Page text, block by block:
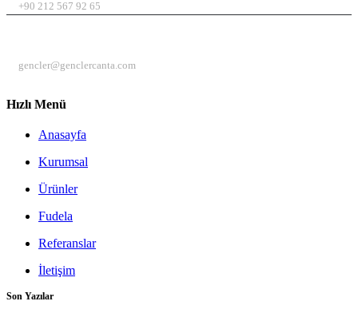
+90 212 567 92 65
gencler@genclercanta.com
Hızlı Menü
Anasayfa
Kurumsal
Ürünler
Fudela
Referanslar
İletişim
Son Yazılar